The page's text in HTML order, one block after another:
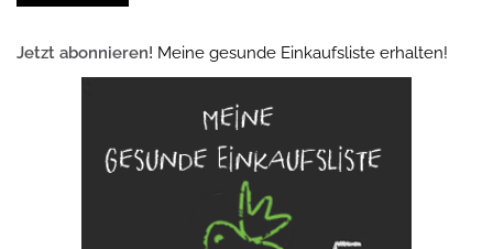
Jetzt abonnieren! Meine gesunde Einkaufsliste erhalten!